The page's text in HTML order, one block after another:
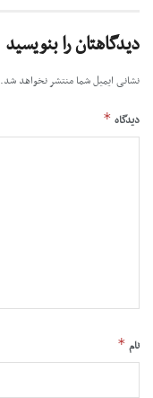
دیدگاهتان را بنویسید
نشانی ایمیل شما منتشر نخواهد شد.
دیدگاه *
نام *